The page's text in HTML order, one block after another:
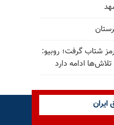
شتاب گرفت؛ روبیو:
ادامه دارد